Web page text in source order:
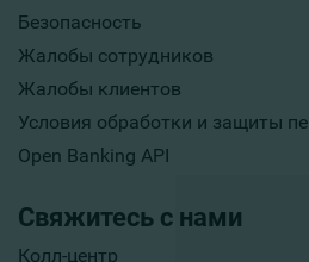
Безопасность
Жалобы сотрудников
Жалобы клиентов
Условия обработки и защиты
Open Banking API
Свяжитесь с нами
Колл-центр